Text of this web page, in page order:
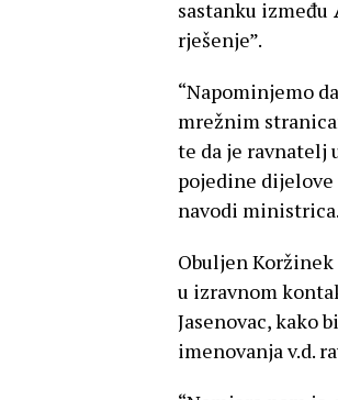
sastanku između
rješenje”.
“Napominjemo
mrežnim
te da je ravnatelj
pojedine dijelove
navodi ministrica.
Obuljen
u izravnom
Jasenovac, kako
imenovanja v.d.